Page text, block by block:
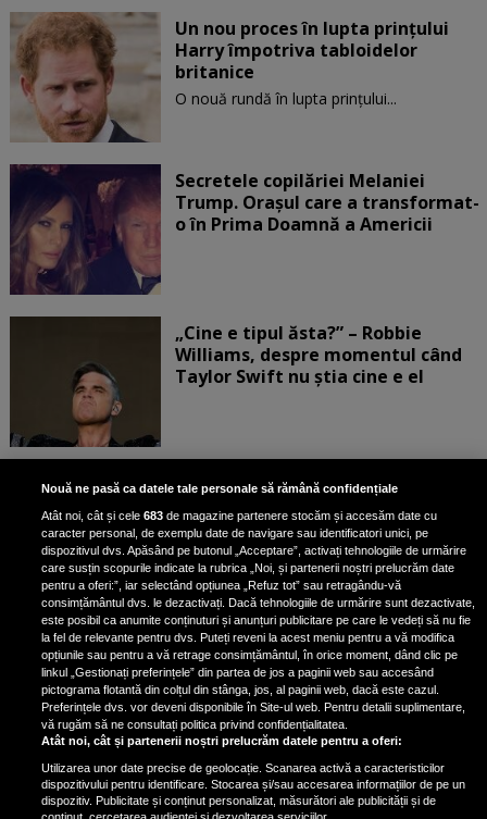
Un nou proces în lupta prinţului
Harry împotriva tabloidelor
britanice
O nouă rundă în lupta prinţului...
Secretele copilăriei Melaniei
Trump. Orașul care a transformat-
o în Prima Doamnă a Americii
„Cine e tipul ăsta?” – Robbie
Williams, despre momentul când
Taylor Swift nu știa cine e el
Bruce Dickinson, solistul trupei
Iron Maiden, şi-a arătat talentul
de scrimer la un concurs în Franţa
Nicki Minaj, acuzată de agresiune
de fostul manager: Detalii șocante
din proces
Nicki Minaj le-a lăudat pe...
Nouă ne pasă ca datele tale personale să rămână confidențiale
Atât noi, cât și cele683 de magazine partenere stocăm și accesăm date cu
caracter personal, de exemplu date de navigare sau identificatori unici, pe
dispozitivul dvs. Apăsând pe butonul „Acceptare”, activați tehnologiile de urmărire
care susțin scopurile indicate la rubrica „Noi, și partenerii noștri prelucrăm date
pentru a oferi:”, iar selectând opțiunea „Refuz tot” sau retragându-vă
consimțământul dvs. le dezactivați. Dacă tehnologiile de urmărire sunt dezactivate,
este posibil ca anumite conținuturi și anunțuri publicitare pe care le vedeți să nu fie
la fel de relevante pentru dvs. Puteți reveni la acest meniu pentru a vă modifica
opțiunile sau pentru a vă retrage consimțământul, în orice moment, dând clic pe
linkul „Gestionați preferințele” din partea de jos a paginii web sau accesând
pictograma flotantă din colțul din stânga, jos, al paginii web, dacă este cazul.
Preferințele dvs. vor deveni disponibile în Site-ul web. Pentru detalii suplimentare,
vă rugăm să ne consultați politica privind confidențialitatea.
Atât noi, cât și partenerii noștri prelucrăm datele pentru a oferi:
Utilizarea unor date precise de geolocație. Scanarea activă a caracteristicilor
dispozitivului pentru identificare. Stocarea și/sau accesarea informațiilor de pe un
dispozitiv. Publicitate și conținut personalizat, măsurători ale publicității și de